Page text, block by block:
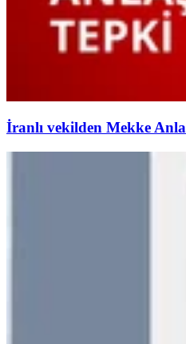
İranlı vekilden Mekke